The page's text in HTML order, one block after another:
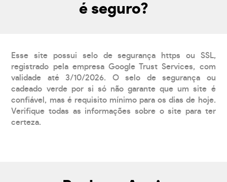
é seguro?
Esse site possui selo de segurança https ou SSL,
registrado pela empresa Google Trust Services, com
validade até 3/10/2026. O selo de segurança ou
cadeado verde por si só não garante que um site é
confiável, mas é requisito mínimo para os dias de hoje.
Verifique todas as informações sobre o site para ter
certeza.